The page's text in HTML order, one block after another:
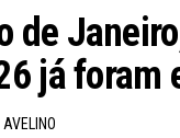
de
já foram